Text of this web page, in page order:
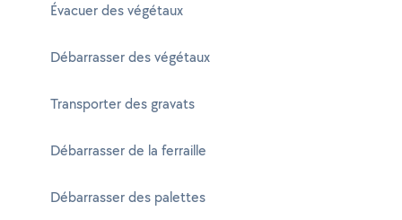
Évacuer des végétaux
Débarrasser des végétaux
Transporter des gravats
Débarrasser de la ferraille
Débarrasser des palettes